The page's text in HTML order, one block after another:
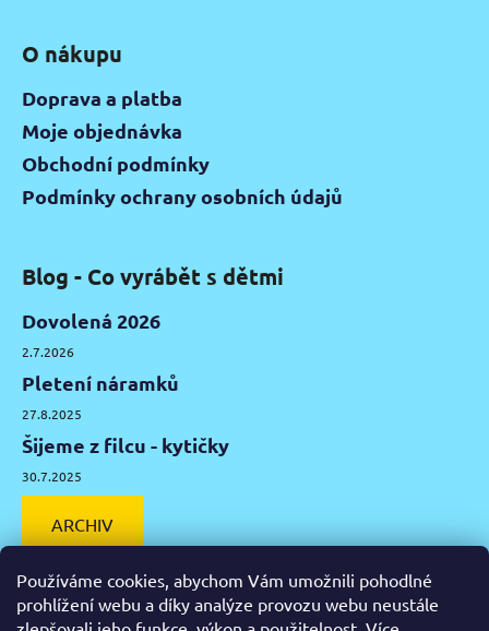
Používáme cookies, abychom Vám umožnili pohodlné
prohlížení webu a díky analýze provozu webu neustále
O nákupu
Doprava a platba
Moje objednávka
Obchodní podmínky
Podmínky ochrany osobních údajů
Blog - Co vyrábět s dětmi
Dovolená 2026
2.7.2026
Pletení náramků
27.8.2025
Šijeme z filcu - kytičky
30.7.2025
ARCHIV